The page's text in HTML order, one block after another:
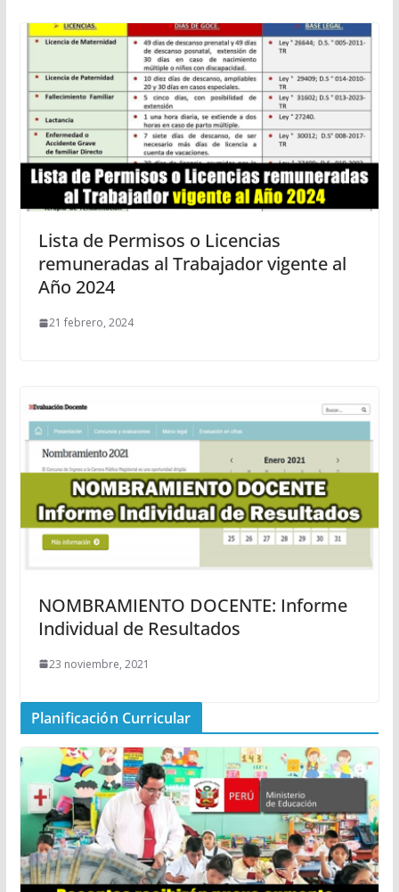
Lista de Permisos o Licencias
remuneradas al Trabajador vigente al
Año 2024
21 febrero, 2024
NOMBRAMIENTO DOCENTE: Informe
Individual de Resultados
23 noviembre, 2021
Planificación Curricular